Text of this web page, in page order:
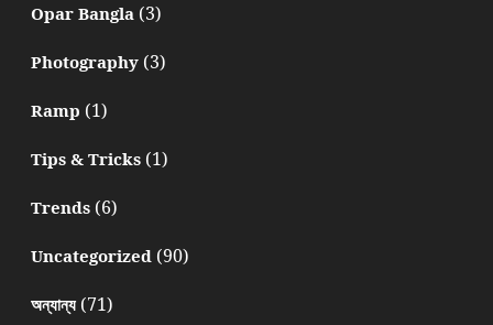
Opar Bangla(3)
Photography(3)
Ramp (1)
Tips & Tricks(1)
Trends(6)
Uncategorized(90)
অন্যান্য(71)